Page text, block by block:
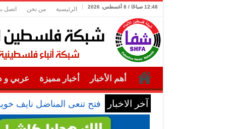
12:48 صباحًا / 8 أغسطس، 2026 الرئيسية من نحن اتصل
أهم الأخبار أخبار مميزة عربي و
آخر الاخبار فتح تنعى المناضل نايف